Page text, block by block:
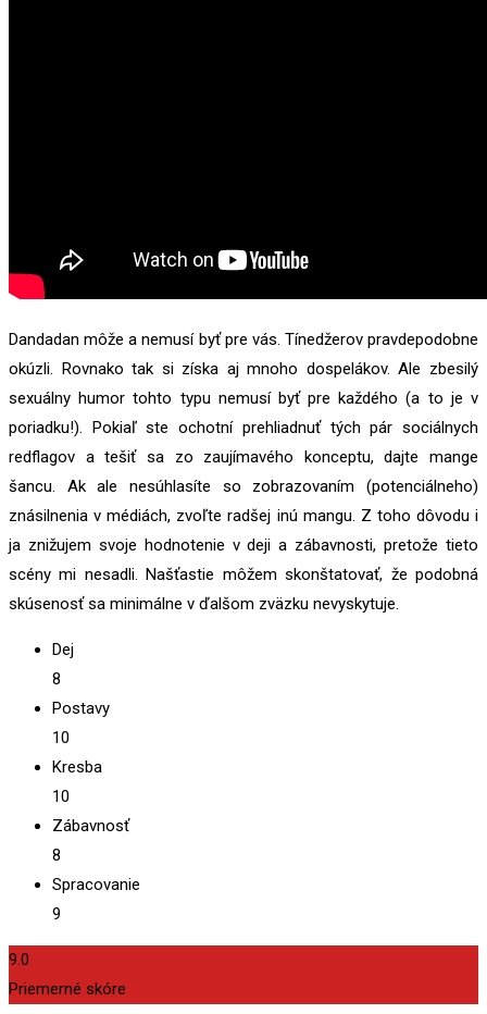
Dandadan môže a nemusí byť pre vás. Tínedžerov pravdepodobne
okúzli. Rovnako tak si získa aj mnoho dospelákov. Ale zbesilý
sexuálny humor tohto typu nemusí byť pre každého (a to je v
poriadku!). Pokiaľ ste ochotní prehliadnuť tých pár sociálnych
redflagov a tešiť sa zo zaujímavého konceptu, dajte mange
šancu. Ak ale nesúhlasíte so zobrazovaním (potenciálneho)
znásilnenia v médiách, zvoľte radšej inú mangu. Z toho dôvodu i
ja znižujem svoje hodnotenie v deji a zábavnosti, pretože tieto
scény mi nesadli. Našťastie môžem skonštatovať, že podobná
skúsenosť sa minimálne v ďalšom zväzku nevyskytuje.
Dej
8
Postavy
10
Kresba
10
Zábavnosť
8
Spracovanie
9
9.0
Priemerné skóre